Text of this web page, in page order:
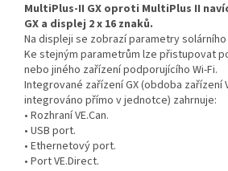
MultiPlus-II GX oproti MultiPlus II
GX a displej 2 x 16 znaků.
Na displeji se zobrazí parametry
Ke stejným parametrům lze přistupovat
nebo jiného zařízení podporujícího Wi-Fi.
Integrované zařízení GX (obdoba zařízení
integrováno přímo v jednotce) zahrnuje:
• Rozhraní VE.Can.
• USB port.
• Ethernetový port.
• Port VE.Direct.